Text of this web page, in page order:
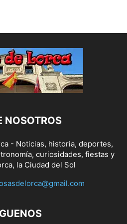
NOSOTROS
- Noticias, historia, deportes,
curiosidades, fiestas y
la Ciudad del Sol